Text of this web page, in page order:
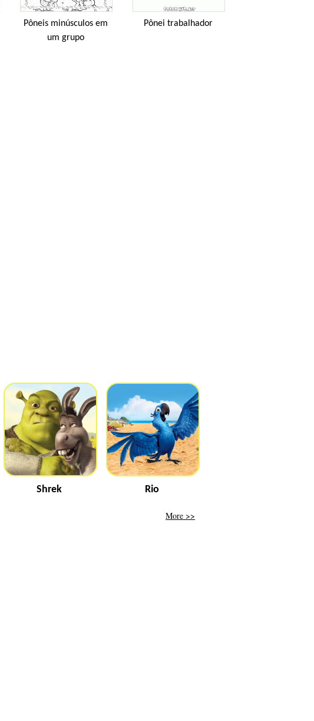
Pôneis minúsculos em
um grupo
Pônei trabalhador
Shrek Rio
More >>